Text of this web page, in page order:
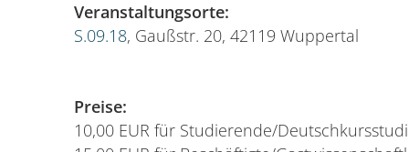
Veranstaltungsorte:
S.09.18, Gaußstr. 20, 42119 Wuppertal
Preise:
10,00 EUR für Studierende/